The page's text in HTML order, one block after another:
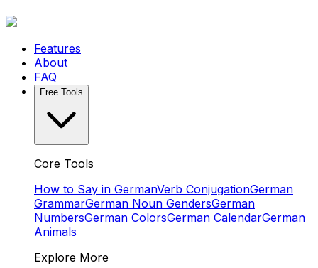
Features
About
FAQ
Free Tools
Core Tools
How to Say in GermanVerb ConjugationGerman
GrammarGerman Noun GendersGerman
NumbersGerman ColorsGerman CalendarGerman
Animals
Explore More